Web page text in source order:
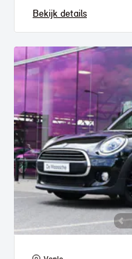
Bekijk details